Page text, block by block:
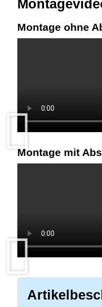
Montage ohne
Montage mit